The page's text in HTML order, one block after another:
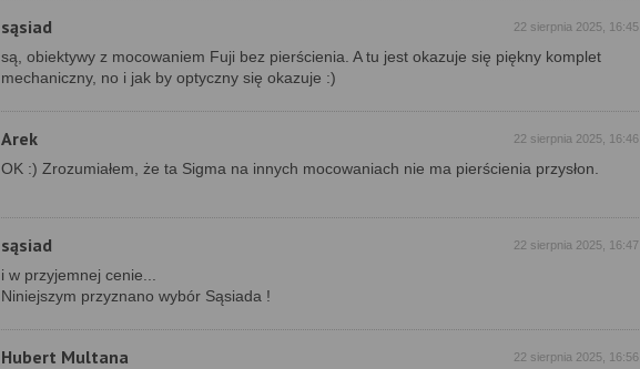
sąsiad 22 sierpnia 2025, 16:45
są, obiektywy z mocowaniem Fuji bez pierścienia. A tu jest okazuje się piękny komplet
mechaniczny, no i jak by optyczny się okazuje :)
Arek 22 sierpnia 2025, 16:46
OK :) Zrozumiałem, że ta Sigma na innych mocowaniach nie ma pierścienia przysłon.
sąsiad 22 sierpnia 2025, 16:47
i w przyjemnej cenie...
Niniejszym przyznano wybór Sąsiada !
Hubert Multana 22 sierpnia 2025, 16:56